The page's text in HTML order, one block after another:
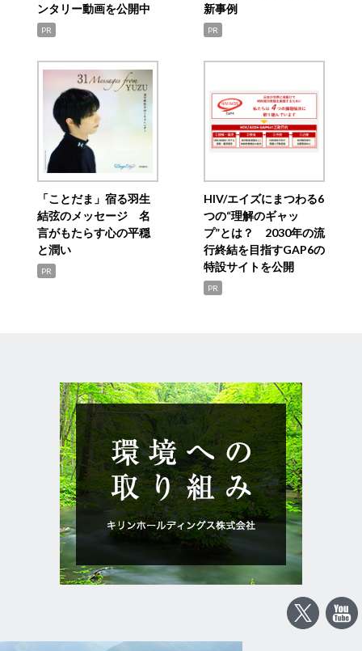
ンタリー動画を公開中
PR
新事例
PR
「ことだま」宿る羽生
結弦のメッセージ 名
言がもたらす心の平穏
と潤い
PR
HIV/エイズにまつわる6
つの“理解のギャッ
プ”とは？ 2030年の流
行終結を目指すGAP6の
特設サイトを公開
PR